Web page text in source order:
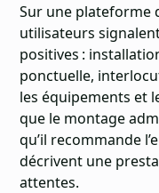
Sur une plateforme
utilisateurs
positives :
ponctuelle,
les équipements et
que le montage
qu’il recommande
décrivent une
attentes.